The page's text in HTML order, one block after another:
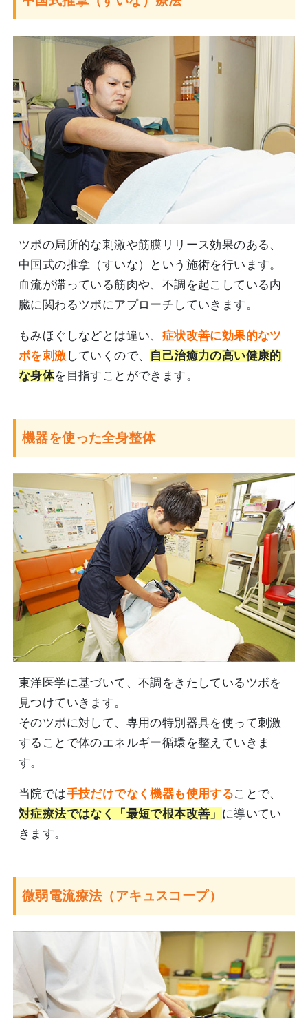
ツボの局所的な刺激や筋膜リリース効果のある、
中国式の推拿（すいな）という施術を行います。
血流が滞っている筋肉や、不調を起こしている内
臓に関わるツボにアプローチしていきます。
もみほぐしなどとは違い、 症状改善に効果的なツ
ボを刺激 していくので、 自己治癒力の高い健康的
な身体を目指すことができます。
機器を使った全身整体
東洋医学に基づいて、不調をきたしているツボを
見つけていきます。
そのツボに対して、専用の特別器具を使って刺激
することで体のエネルギー循環を整えていきま
す。
当院では手技だけでなく機器も使用することで、
対症療法ではなく「最短で根本改善」 に導いてい
きます。
微弱電流療法（アキュスコープ）